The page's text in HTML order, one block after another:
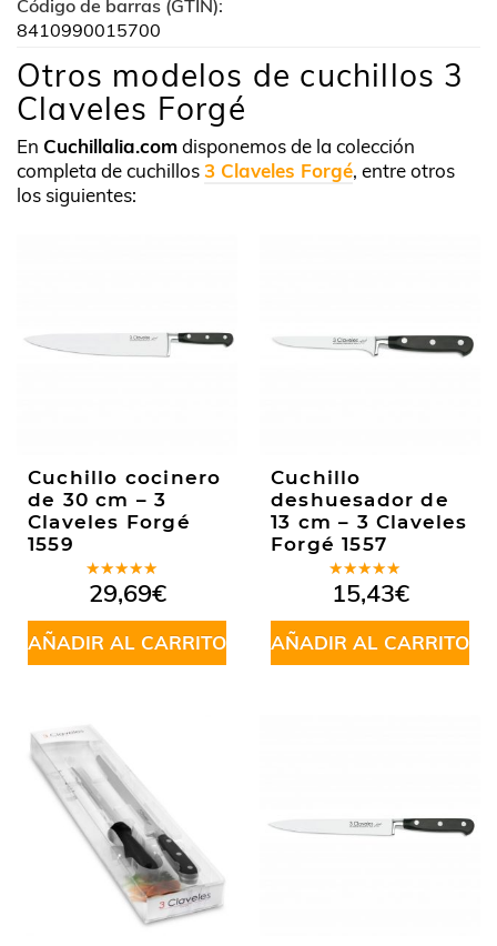
Código de barras (GTIN):
8410990015700
Otros modelos de cuchillos 3
Claveles Forgé
En Cuchillalia.comdisponemos de la colección
completa de cuchillos3 Claveles Forgé, entre otros
los siguientes:
Cuchillo cocinero
de 30 cm – 3
Claveles Forgé
1559
Valorado
en5.00de
5
29,69€
AÑADIR AL CARRITO
Cuchillo
deshuesador de
13 cm – 3 Claveles
Forgé 1557
Valorado
en4.80
de 5
15,43€
AÑADIR AL CARRITO